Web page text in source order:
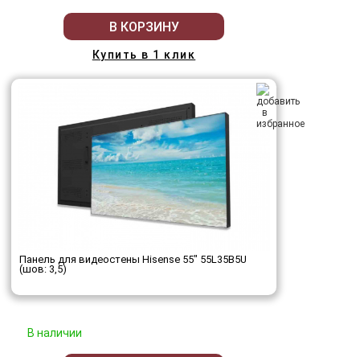
В КОРЗИНУ
Купить в 1 клик
Панель для видеостены Hisense 55" 55L35B5U
(шов: 3,5)
В наличии